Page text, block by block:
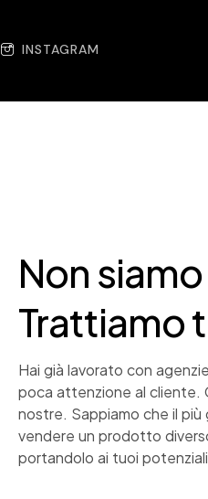
INSTAGRAM
Non
Trattiamo
Hai già lavorato con
poca attenzione al cliente.
nostre. Sappiamo che il
vendere un prodotto
portandolo ai tuoi